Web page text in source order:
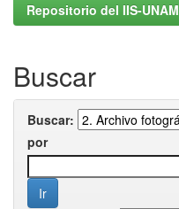
Repositorio del IIS-UNAM
Buscar
Buscar:
por